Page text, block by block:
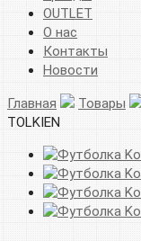
OUTLET
О нас
Контакты
Новости
Главная Товары
TOLKIEN